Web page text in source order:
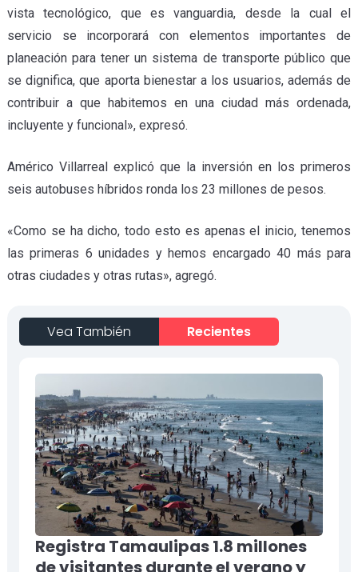
vista tecnológico, que es vanguardia, desde la cual el
servicio se incorporará con elementos importantes de
planeación para tener un sistema de transporte público que
se dignifica, que aporta bienestar a los usuarios, además de
contribuir a que habitemos en una ciudad más ordenada,
incluyente y funcional», expresó.
Américo Villarreal explicó que la inversión en los primeros
seis autobuses híbridos ronda los 23 millones de pesos.
«Como se ha dicho, todo esto es apenas el inicio, tenemos
las primeras 6 unidades y hemos encargado 40 más para
otras ciudades y otras rutas», agregó.
Vea También Recientes
Registra Tamaulipas 1.8 millones
de visitantes durante el verano y